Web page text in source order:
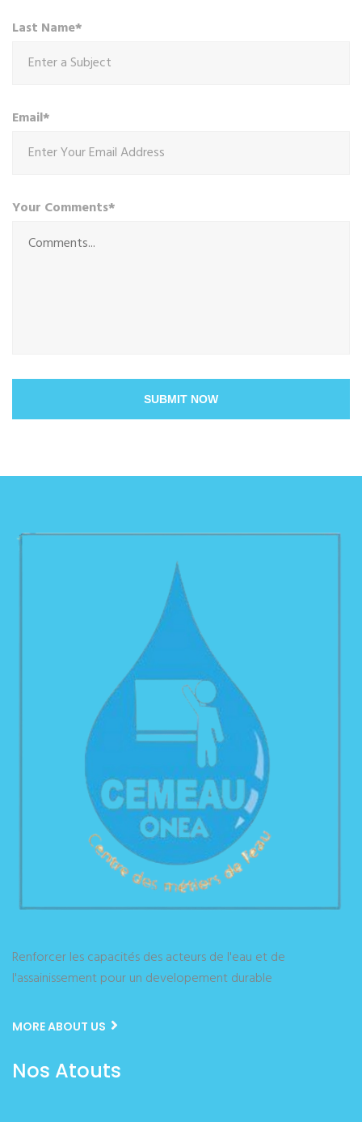
Last Name*
Email*
Your Comments*
SUBMIT NOW
Renforcer les capacités des acteurs de l'eau et de
l'assainissement pour un developement durable
MORE ABOUT US
Nos Atouts